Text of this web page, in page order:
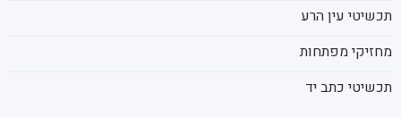
תכשיטי עין הרע
מחזיקי מפתחות
תכשיטי כתב יד